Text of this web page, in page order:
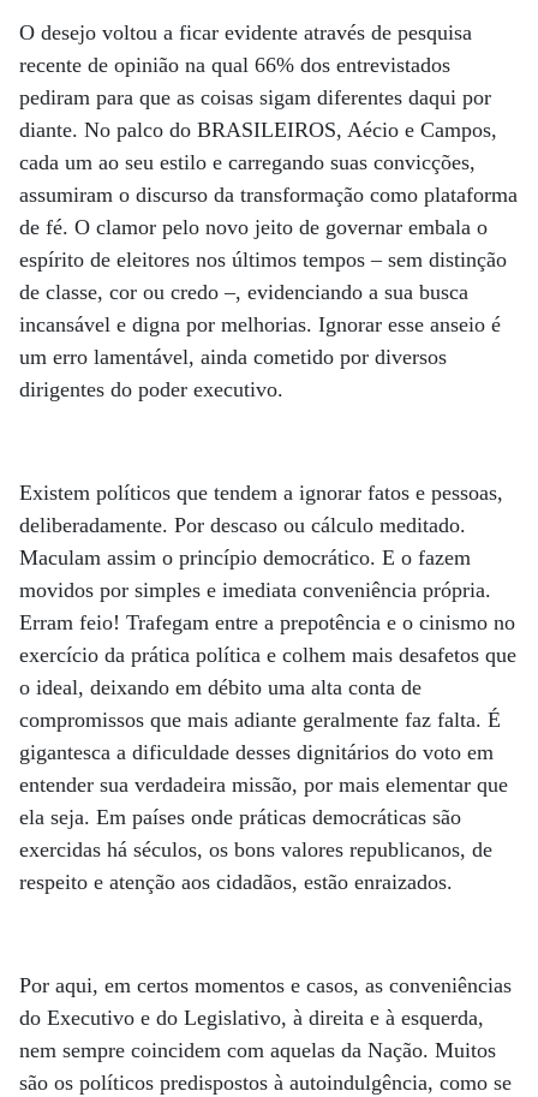
O desejo voltou a ficar evidente através de pesquisa
recente de opinião na qual 66% dos entrevistados
pediram para que as coisas sigam diferentes daqui por
diante. No palco do BRASILEIROS, Aécio e Campos,
cada um ao seu estilo e carregando suas convicções,
assumiram o discurso da transformação como plataforma
de fé. O clamor pelo novo jeito de governar embala o
espírito de eleitores nos últimos tempos – sem distinção
de classe, cor ou credo –, evidenciando a sua busca
incansável e digna por melhorias. Ignorar esse anseio é
um erro lamentável, ainda cometido por diversos
dirigentes do poder executivo.
Existem políticos que tendem a ignorar fatos e pessoas,
deliberadamente. Por descaso ou cálculo meditado.
Maculam assim o princípio democrático. E o fazem
movidos por simples e imediata conveniência própria.
Erram feio! Trafegam entre a prepotência e o cinismo no
exercício da prática política e colhem mais desafetos que
o ideal, deixando em débito uma alta conta de
compromissos que mais adiante geralmente faz falta. É
gigantesca a dificuldade desses dignitários do voto em
entender sua verdadeira missão, por mais elementar que
ela seja. Em países onde práticas democráticas são
exercidas há séculos, os bons valores republicanos, de
respeito e atenção aos cidadãos, estão enraizados.
Por aqui, em certos momentos e casos, as conveniências
do Executivo e do Legislativo, à direita e à esquerda,
nem sempre coincidem com aquelas da Nação. Muitos
são os políticos predispostos à autoindulgência, como se